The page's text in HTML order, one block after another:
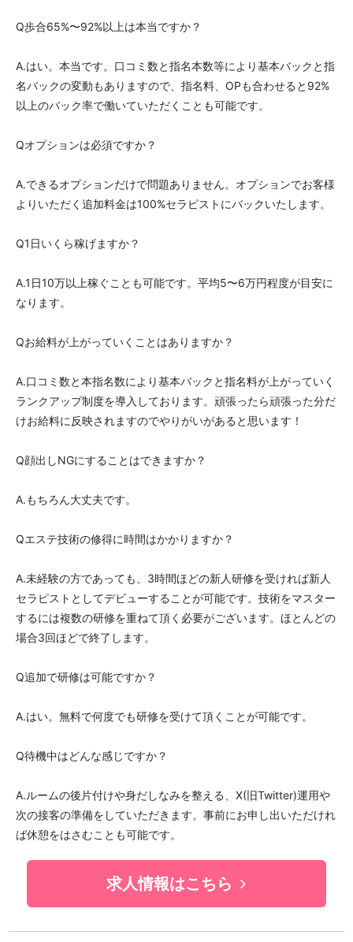
Q歩合65%〜92%以上は本当ですか？
A.はい。本当です。口コミ数と指名本数等により基本バックと指
名バックの変動もありますので、指名料、OPも合わせると92%
以上のバック率で働いていただくことも可能です。
Qオプションは必須ですか？
A.できるオプションだけで問題ありません。オプションでお客様
よりいただく追加料金は100%セラピストにバックいたします。
Q1日いくら稼げますか？
A.1日10万以上稼ぐことも可能です。平均5〜6万円程度が目安に
なります。
Qお給料が上がっていくことはありますか？
A.口コミ数と本指名数により基本バックと指名料が上がっていく
ランクアップ制度を導入しております。頑張ったら頑張った分だ
けお給料に反映されますのでやりがいがあると思います！
Q顔出しNGにすることはできますか？
A.もちろん大丈夫です。
Qエステ技術の修得に時間はかかりますか？
A.未経験の方であっても、3時間ほどの新人研修を受ければ新人
セラピストとしてデビューすることが可能です。技術をマスター
するには複数の研修を重ねて頂く必要がございます。ほとんどの
場合3回ほどで終了します。
Q追加で研修は可能ですか？
A.はい。無料で何度でも研修を受けて頂くことが可能です。
Q待機中はどんな感じですか？
A.ルームの後片付けや身だしなみを整える、X(旧Twitter)運用や
次の接客の準備をしていただきます。事前にお申し出いただけれ
ば休憩をはさむことも可能です。
求人情報はこちら